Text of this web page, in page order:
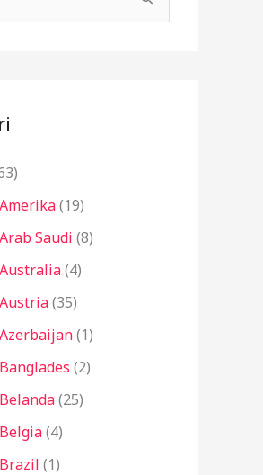
(19)
Saudi (8)
(4)
(35)
(1)
(2)
(25)
(4)
(1)